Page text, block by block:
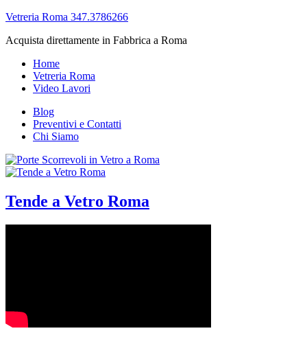
Vetreria Roma 347.3786266
Acquista direttamente in Fabbrica a Roma
Home
Vetreria Roma
Video Lavori
Blog
Preventivi e Contatti
Chi Siamo
Tende a Vetro Roma